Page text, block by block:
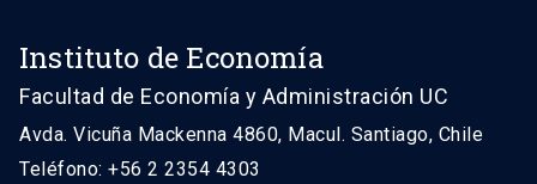
Instituto de Economía
Facultad de Economía y Administración UC
Avda. Vicuña Mackenna 4860, Macul. Santiago, Chile
Teléfono: +56 2 2354 4303